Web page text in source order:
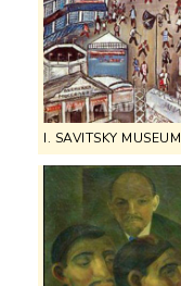
I. SAVITSKY MUSEUM